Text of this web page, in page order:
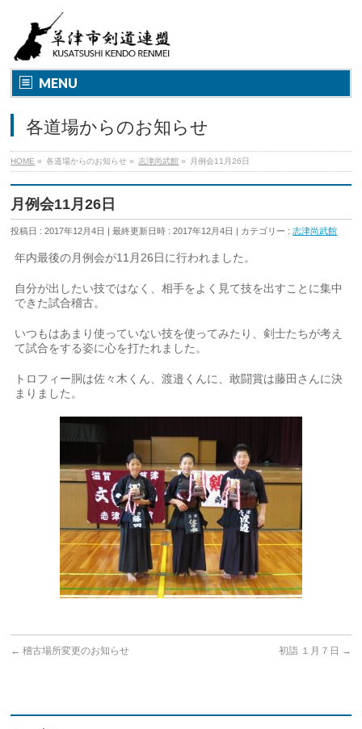
MENU
各道場からのお知らせ
HOME » 各道場からのお知らせ » 志津尚武館 » 月例会11月26日
月例会11月26日
投稿日 : 2017年12月4日 最終更新日時 : 2017年12月4日 カテゴリー :志津尚武館
年内最後の月例会が11月26日に行われました。
自分が出したい技ではなく、相手をよく見て技を出すことに集中
できた試合稽古。
いつもはあまり使っていない技を使ってみたり、剣士たちが考え
て試合をする姿に心を打たれました。
トロフィー胴は佐々木くん、渡邉くんに、敢闘賞は藤田さんに決
まりました。
← 稽古場所変更のお知らせ 初詣 １月７日 →